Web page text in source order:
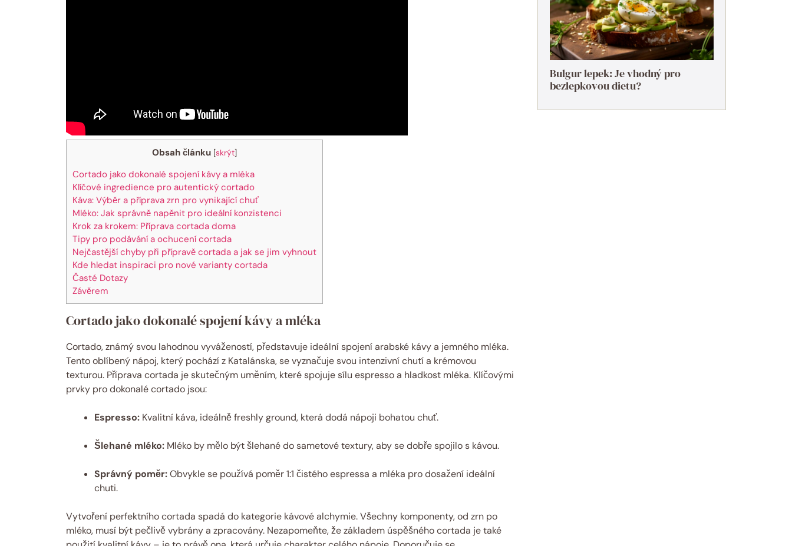
Obsah článku [skrýt]
Cortado jako dokonalé spojení kávy a mléka
Klíčové ingredience pro autentický cortado
Káva: Výběr a příprava zrn pro vynikající chuť
Mléko: Jak správně napěnit pro ideální konzistenci
Krok za krokem: Příprava cortada doma
Tipy pro podávání a ochucení cortada
Nejčastější chyby při přípravě cortada a jak se jim vyhnout
Kde hledat inspiraci pro nové varianty cortada
Časté Dotazy
Závěrem
Cortado jako dokonalé spojení kávy a mléka
Cortado, známý svou lahodnou vyvážeností, představuje ideální spojení arabské kávy a jemného mléka.
Tento oblíbený nápoj, který pochází z Katalánska, se vyznačuje svou intenzivní chutí a krémovou
texturou. Příprava cortada je skutečným uměním, které spojuje sílu espresso a hladkost mléka. Klíčovými
prvky pro dokonalé cortado jsou:
Espresso: Kvalitní káva, ideálně freshly ground, která dodá nápoji bohatou chuť.
Šlehané mléko: Mléko by mělo být šlehané do sametové textury, aby se dobře spojilo s kávou.
Správný poměr:Obvykle se používá poměr 1:1 čistého espressa a mléka pro dosažení ideální
chuti.
Vytvoření perfektního cortada spadá do kategorie kávové alchymie. Všechny komponenty, od zrn po
mléko, musí být pečlivě vybrány a zpracovány. Nezapomeňte, že základem úspěšného cortada je také
Bulgur lepek: Je vhodný pro
bezlepkovou dietu?